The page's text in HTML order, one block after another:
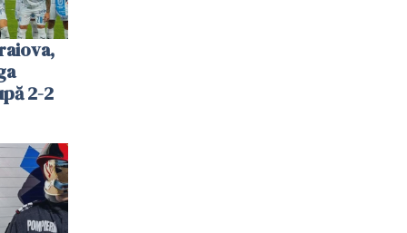
2-2